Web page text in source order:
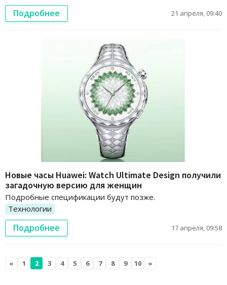
Подробнее 21 апреля, 09:40
Новые часы Huawei: Watch Ultimate Design получили
загадочную версию для женщин
Подробные спецификации будут позже.
Технологии
Подробнее 17 апреля, 09:58
« 1 2 3 4 5 6 7 8 9 10 »